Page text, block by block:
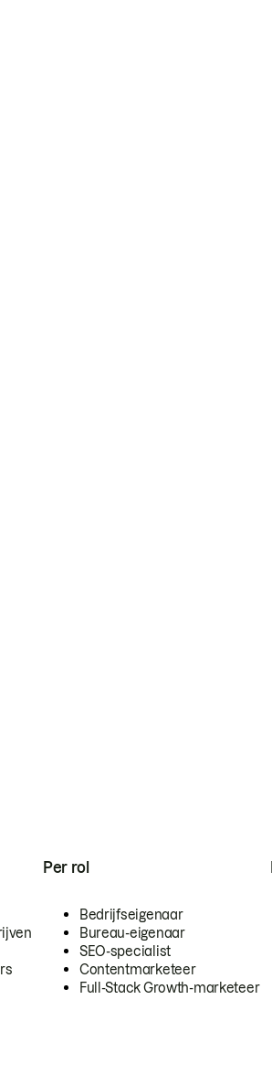
Per rol
Bedrijfseigenaar
Bureau-eigenaar
SEO-specialist
Contentmarketeer
Full-Stack Growth-marketeer